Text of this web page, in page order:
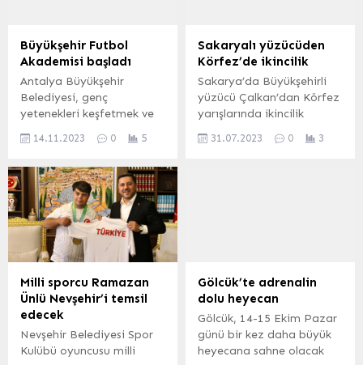
Büyükşehir Futbol
Akademisi başladı
Antalya Büyükşehir
Belediyesi, genç
yetenekleri keşfetmek ve
futbolcuları olarak
bir adım attı. Antalya
Büyükşehir Belediyesi
Futbol Akademisi, 6-13
yaş arasındaki 200 sporcu
adayına futbol eğitimi
sağlayacak. ANTALYA
(İGFA) – Genç sporculara
kaliteli eğitim ve altyapı
desteği sağlayarak Türk
kazandırmayı hedefleyen
Antalya Büyükşehir
14.11.2023 0 5
Sakaryalı yüzücüden
Körfez’de ikincilik
Sakarya’da Büyükşehirli
yüzücü Çalkan’dan Körfez
yarışlarında ikincilik
sahillerinde düzenlenen
Belediyesi Spor Kulübünün
yüzme takımı
sporcusuAbdülselam
ÇalkanKocaeli’de
düzenlenen ‘Körfez’in iki
yakası bir araya geliyor’
31.07.2023 0 3
Milli sporcu Ramazan
Ünlü Nevşehir’i temsil
edecek
Nevşehir Belediyesi Spor
Kulübü oyuncusu milli
Gölcük’te adrenalin
dolu heyecan
Gölcük, 14-15 Ekim Pazar
günü bir kez daha büyük
heyecana sahne olacak